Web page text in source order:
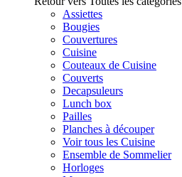
Assiettes
Bougies
Couvertures
Cuisine
Couteaux de Cuisine
Couverts
Decapsuleurs
Lunch box
Pailles
Planches à découper
Voir tous les Cuisine
Ensemble de Sommelier
Horloges